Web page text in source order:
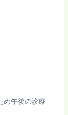
め午後の診療